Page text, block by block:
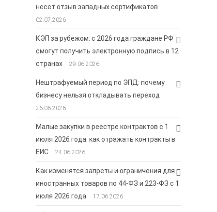
несет отзыв западных сертификатов
02.07.2026
КЭП за рубежом: с 2026 года граждане РФ
смогут получить электронную подпись в 12
странах
29.06.2026
Нештрафуемый период по ЭПД: почему
бизнесу нельзя откладывать переход
26.06.2026
Малые закупки в реестре контрактов с 1
июля 2026 года: как отражать контракты в
ЕИС
24.06.2026
Как изменятся запреты и ограничения для
иностранных товаров по 44-ФЗ и 223-ФЗ с 1
июля 2026 года
17.06.2026